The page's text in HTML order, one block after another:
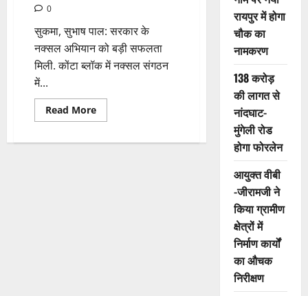
0
सुकमा, सुभाष पाल: सरकार के
नक्सल अभियान को बड़ी सफलता
मिली. कोंटा ब्लॉक में नक्सल संगठन
में...
Read MoreRead
more
नक्सलियों
रायपुर में होगा
चौक का
नामकरण
138 करोड़
की लागत से
नांदघाट-
मुंगेली रोड
होगा फोरलेन
आयुक्त वीबी
-जीरामजी ने
किया ग्रामीण
क्षेत्रों में
निर्माण कार्यों
का औचक
निरीक्षण